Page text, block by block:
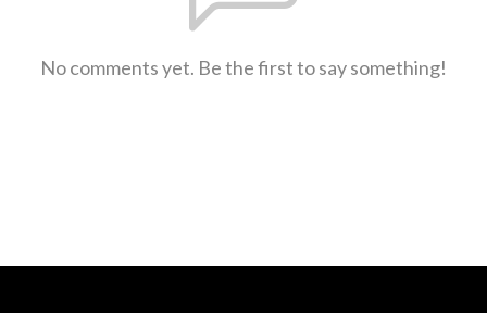
No comments yet. Be the first to say something!